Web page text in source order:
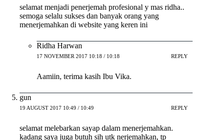
selamat menjadi penerjemah profesional y mas ridha..
semoga selalu sukses dan banyak orang yang
menerjemahkan di website yang keren ini
Ridha Harwan
17 NOVEMBER 2017 10:18 / 10:18 REPLY
Aamiin, terima kasih Ibu Vika.
gun
19 AUGUST 2017 10:49 / 10:49 REPLY
selamat melebarkan sayap dalam menerjemahkan.
kadang saya juga butuh sih utk nerjemahkan, tp